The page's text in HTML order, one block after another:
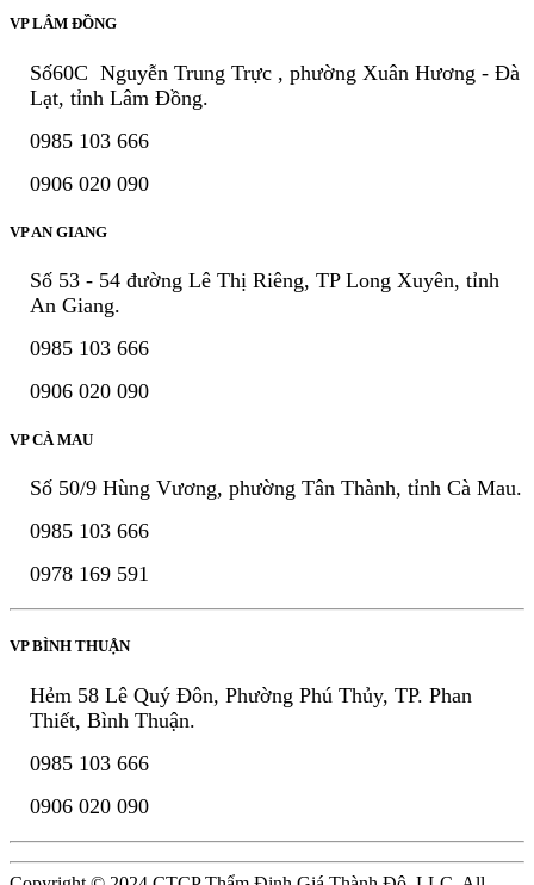
VP LÂM ĐỒNG
Số60C Nguyễn Trung Trực , phường Xuân Hương - Đà
Lạt, tỉnh Lâm Đồng.
0985 103 666
0906 020 090
VP AN GIANG
Số 53 - 54 đường Lê Thị Riêng, TP Long Xuyên, tỉnh
An Giang.
0985 103 666
0906 020 090
VP CÀ MAU
Số 50/9 Hùng Vương, phường Tân Thành, tỉnh Cà Mau.
0985 103 666
0978 169 591
VP BÌNH THUẬN
Hẻm 58 Lê Quý Đôn, Phường Phú Thủy, TP. Phan
Thiết, Bình Thuận.
0985 103 666
0906 020 090